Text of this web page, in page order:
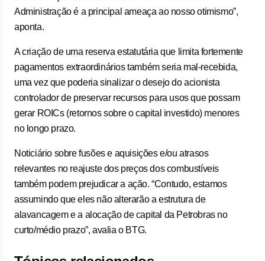
Administração é a principal ameaça ao nosso otimismo”,
aponta.
A criação de uma reserva estatutária que limita fortemente
pagamentos extraordinários também seria mal-recebida,
uma vez que poderia sinalizar o desejo do acionista
controlador de preservar recursos para usos que possam
gerar ROICs (retornos sobre o capital investido) menores
no longo prazo.
Noticiário sobre fusões e aquisições e/ou atrasos
relevantes no reajuste dos preços dos combustíveis
também podem prejudicar a ação. “Contudo, estamos
assumindo que eles não alterarão a estrutura de
alavancagem e a alocação de capital da Petrobras no
curto/médio prazo”, avalia o BTG.